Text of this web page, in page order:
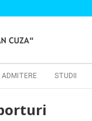
ADMITERE STUDII